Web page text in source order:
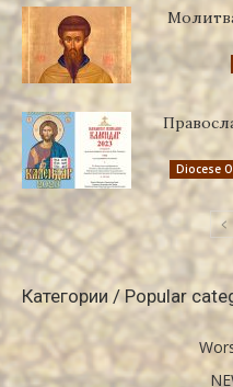
Diocese
Категории / Popular